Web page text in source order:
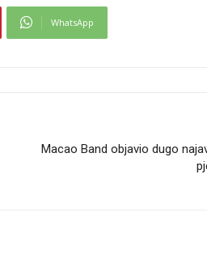
WhatsApp
Macao Band objavio dugo